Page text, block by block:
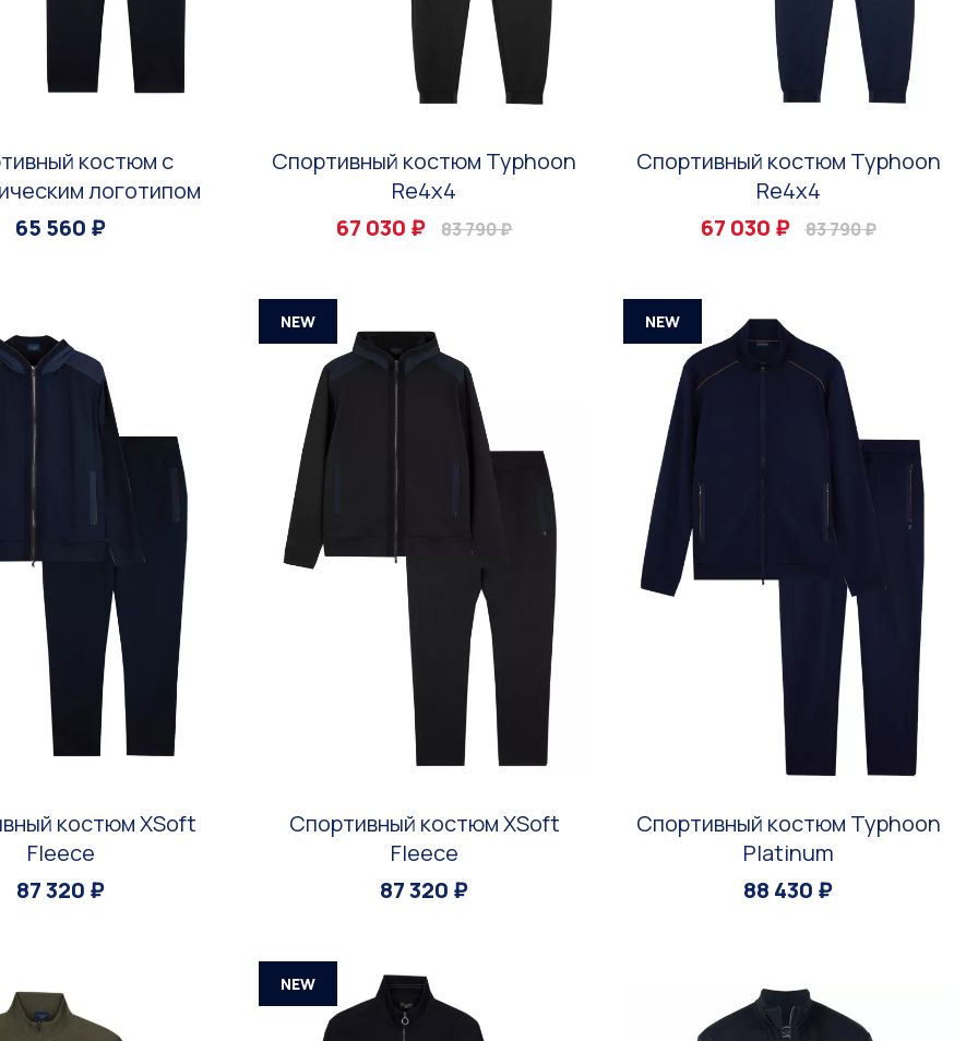
костюм с
логотипом
65 560 ₽
Спортивный костюм Typhoon
Re4x4
67 030 ₽
83 790 ₽
Спортивный костюм Typhoon
Re4x4
67 030 ₽
83 790 ₽
костюм XSoft
Fleece
87 320 ₽
NEW
Спортивный костюм XSoft
Fleece
87 320 ₽
NEW
Спортивный костюм Typhoon
Platinum
88 430 ₽
NEW